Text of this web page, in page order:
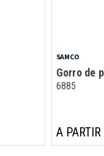
SAMCO
Gorro de
6885
A